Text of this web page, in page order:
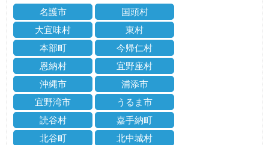
名護市
国頭村
大宜味村
東村
本部町
今帰仁村
恩納村
宜野座村
沖縄市
浦添市
宜野湾市
うるま市
読谷村
嘉手納町
北谷町
北中城村